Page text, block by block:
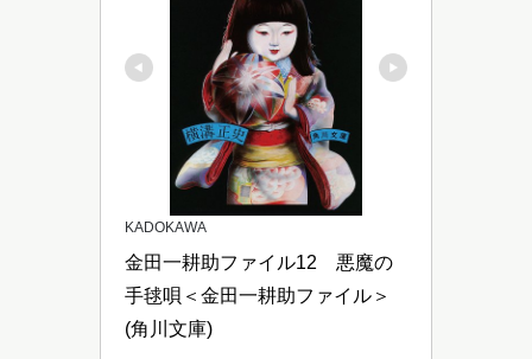
KADOKAWA
金田一耕助ファイル12　悪魔の
手毬唄＜金田一耕助ファイル＞
(角川文庫)